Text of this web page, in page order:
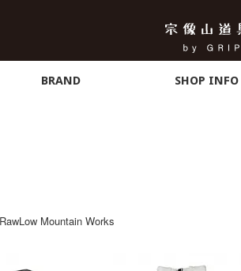
BRAND SHOP INFO
RawLow Mountain Works